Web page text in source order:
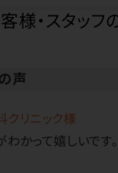
様・スタッフ
声
リニック様
かって嬉しいです